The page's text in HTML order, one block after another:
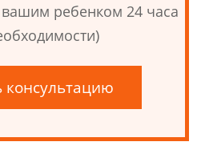
ребенком 24 часа
консультацию